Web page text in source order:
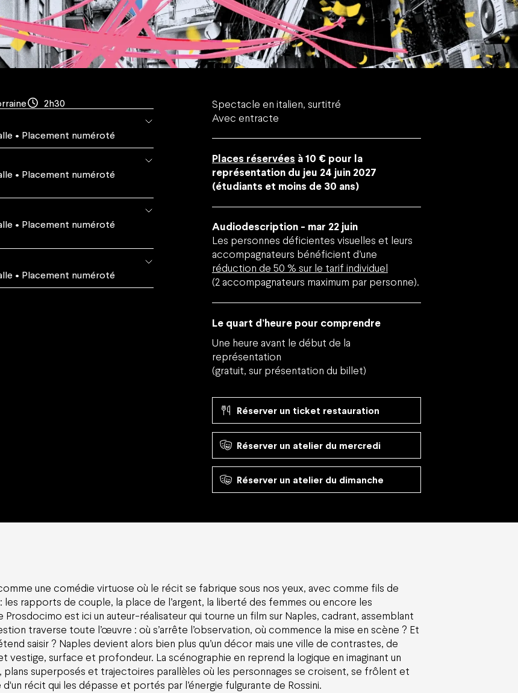
2h30
• Placement numéroté
• Placement numéroté
• Placement numéroté
• Placement numéroté
Spectacle en italien, surtitré
Avec entracte
Places réservées à 10 € pour la
représentation du jeu 24 juin 2027
(étudiants et moins de 30 ans)
Audiodescription - mar 22 juin
Les personnes déficientes visuelles et leurs
accompagnateurs bénéficient d’une
réduction de 50 % sur le tarif individuel
(2 accompagnateurs maximum par personne).
Le quart d’heure pour comprendre
Une heure avant le début de la
représentation
(gratuit, sur présentation du billet)
Réserver un ticket restauration
Réserver un atelier du mercredi
Réserver un atelier du dimanche
une comédie virtuose où le récit se fabrique sous nos yeux, avec comme fils de
les rapports de couple, la place de l’argent, la liberté des femmes ou encore les
est ici un auteur-réalisateur qui tourne un film sur Naples, cadrant, assemblant
traverse toute l’œuvre : où s’arrête l’observation, où commence la mise en scène ? Et
saisir ? Naples devient alors bien plus qu’un décor mais une ville de contrastes, de
surface et profondeur. La scénographie en reprend la logique en imaginant un
plans superposés et trajectoires parallèles où les personnages se croisent, se frôlent et
récit qui les dépasse et portés par l’énergie fulgurante de Rossini.
Location d'espaces
FAQ